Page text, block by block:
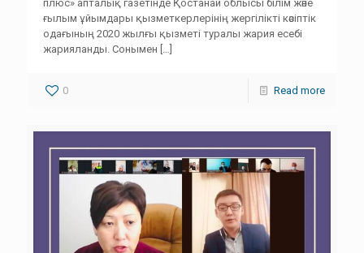
плюс» апталық газетінде Қостанай облысы білім және
ғылым ұйымдары қызметкерлерінің жергілікті кәсіптік
одағының 2020 жылғы қызметі туралы жария есебі
жарияланды. Сонымен […]
0 Read more